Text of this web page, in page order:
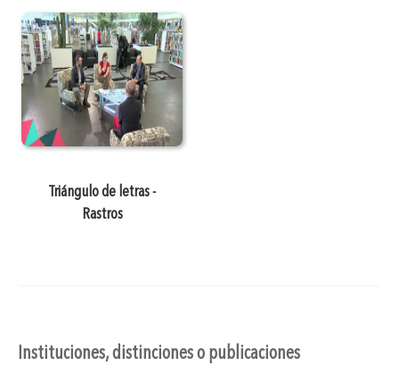
Triángulo de letras -
Rastros
Instituciones, distinciones o publicaciones